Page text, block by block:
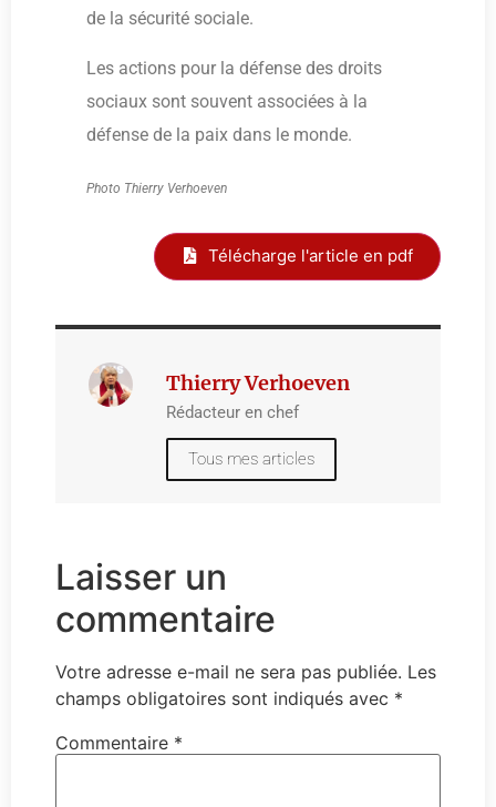
de la sécurité sociale.
Les actions pour la défense des droits
sociaux sont souvent associées à la
défense de la paix dans le monde.
Photo Thierry Verhoeven
Télécharge l'article en pdf
Thierry Verhoeven
Rédacteur en chef
Tous mes articles
Laisser un
commentaire
Votre adresse e-mail ne sera pas publiée. Les
champs obligatoires sont indiqués avec *
Commentaire *